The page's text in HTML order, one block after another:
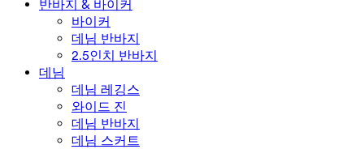
반바지 & 바이커
바이커
데님 반바지
2.5인치 반바지
데님
데님 레깅스
와이드 진
데님 반바지
데님 스커트